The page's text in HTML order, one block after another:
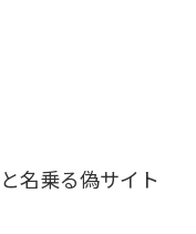
名乗る偽サイト